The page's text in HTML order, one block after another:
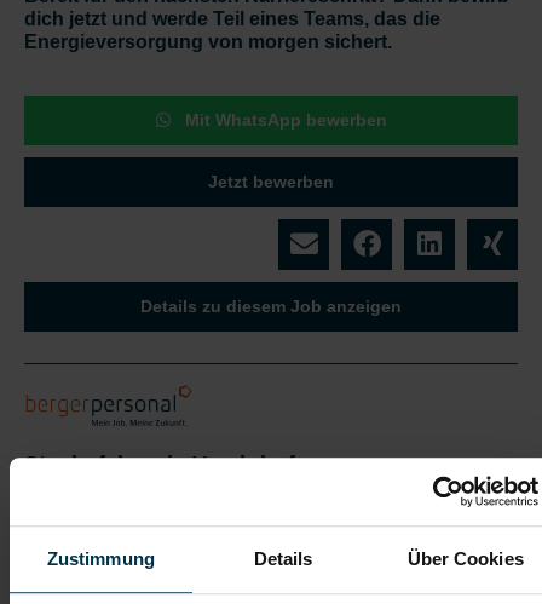
Zustimmung Details Über Cookies
dich jetzt und werde Teil eines Teams, das die
Energieversorgung von morgen sichert.
Mit WhatsApp bewerben
Jetzt bewerben
Details zu diesem Job anzeigen
Staplerfahrer:in Vorchdorf -